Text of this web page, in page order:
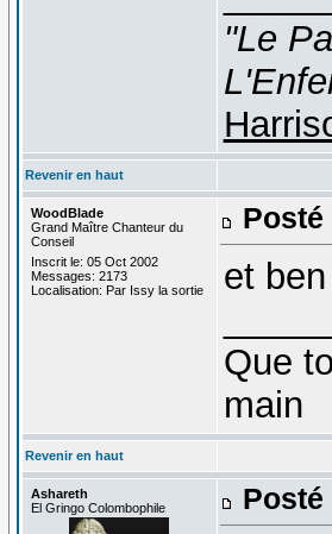
"Le
Revenir en haut
WoodBlade
Grand Maître Chanteur du
Conseil
Inscrit le: 05 Oct 2002
Messages: 2173
Localisation: Par Issy la sortie
Posté
et
Que
main
Revenir en haut
Ashareth
El Gringo Colombophile
Posté